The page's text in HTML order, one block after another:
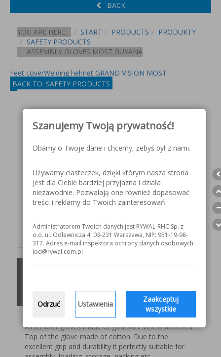
BACK
YOU ARE HERE: START PRODUCTS
PRODUKTY
SAFETY PRODUCTS
ASSEMBLY GLOVES MOST GUYANA
Feet coverWelding helmet GRAND VISION MOST
BACK TO: SAFETY PRODUCTS
Assembly gloves
MOST GUYANA
Description
Assembler gloves made of goatskin. Velcro fastened.
Top of the glove made of cotton. Due to the
excellent grip and durability it perfectly suitable for
Szanujemy Twoją prywatność!
Dbamy o Twoje dane i chcemy, żebyś był z nami.
Używamy ciasteczek, dzięki którym nasza strona
jest dla Ciebie bardziej przyjazna i działa
niezawodnie. Pozwalają one również dopasować
treści i reklamy do Twoich zainteresowań.
Administratorem Twoich danych jest RYWAL-RHC Sp. z
o.o. ul. Odlewnicza 4, 03-231 Warszawa, NIP: 951-19-98-
317. Adres e-mail inspektora ochrony danych osobowych:
iod@rywal.com.pl
Odrzuć Ustawienia
Zaakceptuj
wszystkie